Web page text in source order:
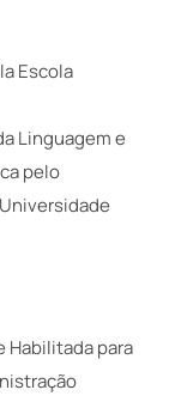
Escola
Linguagem e
pelo
Habilitada para